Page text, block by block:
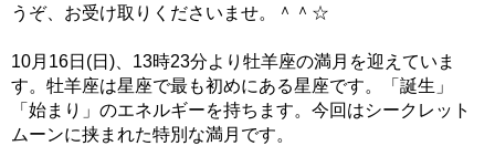
うぞ、お受け取りくださいませ。＾＾☆
10月16日(日)、13時23分より牡羊座の満月を迎えていま
す。牡羊座は星座で最も初めにある星座です。「誕生」
「始まり」のエネルギーを持ちます。今回はシークレット
ムーンに挟まれた特別な満月です。